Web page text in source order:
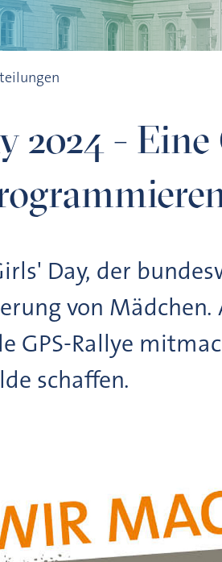
2024 -
Day, der
von
GPS-Rallye
schaffen.